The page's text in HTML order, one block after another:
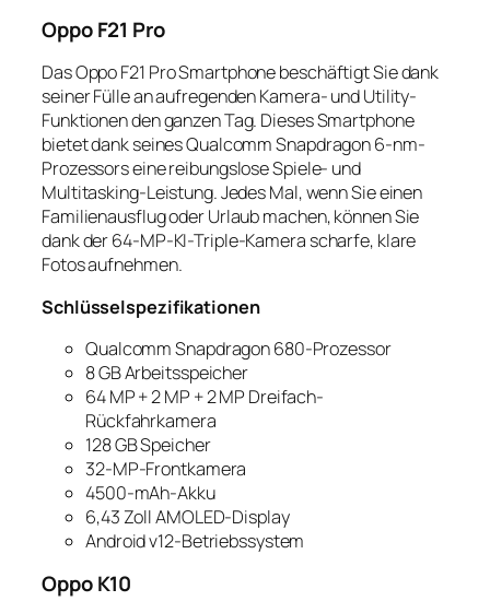
Oppo F21 Pro
Das Oppo F21 Pro Smartphone beschäftigt Sie dank
seiner Fülle an aufregenden Kamera- und Utility-
Funktionen den ganzen Tag. Dieses Smartphone
bietet dank seines Qualcomm Snapdragon 6-nm-
Prozessors eine reibungslose Spiele- und
Multitasking-Leistung. Jedes Mal, wenn Sie einen
Familienausflug oder Urlaub machen, können Sie
dank der 64-MP-KI-Triple-Kamera scharfe, klare
Fotos aufnehmen.
Schlüsselspezifikationen
Qualcomm Snapdragon 680-Prozessor
8 GB Arbeitsspeicher
64 MP + 2 MP + 2 MP Dreifach-
Rückfahrkamera
128 GB Speicher
32-MP-Frontkamera
4500-mAh-Akku
6,43 Zoll AMOLED-Display
Android v12-Betriebssystem
Oppo K10